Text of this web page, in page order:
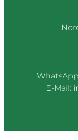
E-Mail: